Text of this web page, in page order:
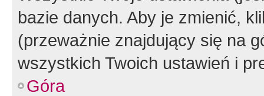
bazie danych. Aby je zmienić,
(przeważnie znajdujący się na
wszystkich Twoich ustawień i
Góra